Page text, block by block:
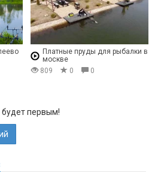
Платные пруды для рыбалки в
москве
809
0 0
первым!